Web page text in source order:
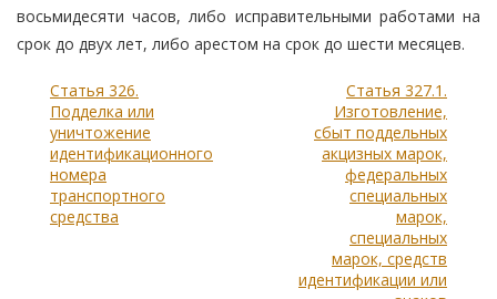
восьмидесяти часов, либо исправительными работами на
срок до двух лет, либо арестом на срок до шести месяцев.
Статья 326.
Подделка или
уничтожение
идентификационного
номера
транспортного
средства
Статья 327.1.
Изготовление,
сбыт поддельных
акцизных марок,
федеральных
специальных
марок,
специальных
марок, средств
идентификации или